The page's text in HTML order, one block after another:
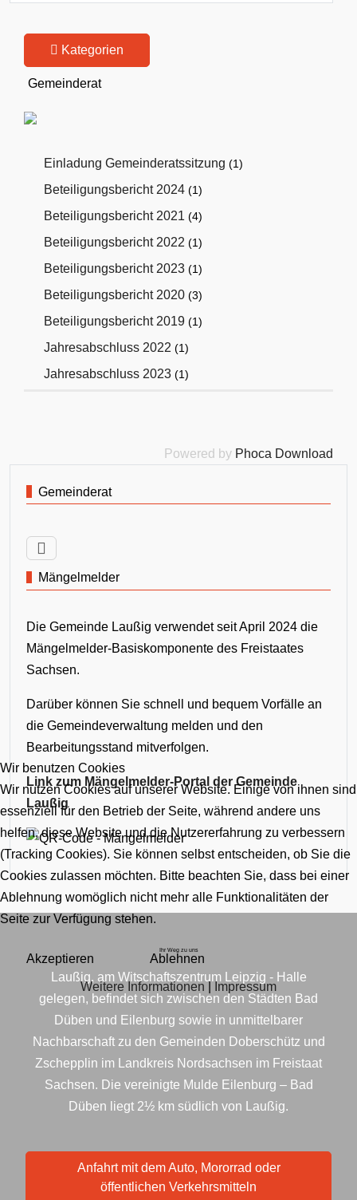
Kategorien
Gemeinderat
Einladung Gemeinderatssitzung (1)
Beteiligungsbericht 2024 (1)
Beteiligungsbericht 2021 (4)
Beteiligungsbericht 2022 (1)
Beteiligungsbericht 2023 (1)
Beteiligungsbericht 2020 (3)
Beteiligungsbericht 2019 (1)
Jahresabschluss 2022 (1)
Jahresabschluss 2023 (1)
Powered by Phoca Download
Gemeinderat
Mängelmelder
Die Gemeinde Laußig verwendet seit April 2024 die
Mängelmelder-Basiskomponente des Freistaates
Sachsen.
Darüber können Sie schnell und bequem Vorfälle an
die Gemeindeverwaltung melden und den
Bearbeitungsstand mitverfolgen.
Link zum Mängelmelder-Portal der Gemeinde
Laußig
Ihr Weg zu uns
Laußig, am Witschaftszentrum Leipzig - Halle
gelegen, befindet sich zwischen den Städten Bad
Düben und Eilenburg sowie in unmittelbarer
Nachbarschaft zu den Gemeinden Doberschütz und
Zschepplin im Landkreis Nordsachsen im Freistaat
Sachsen. Die vereinigte Mulde Eilenburg – Bad
Düben liegt 2½ km südlich von Laußig.
Anfahrt mit dem Auto, Mororrad oder
öffentlichen Verkehrsmitteln
Wir benutzen Cookies
Wir nutzen Cookies auf unserer Website. Einige von ihnen sind
essenziell für den Betrieb der Seite, während andere uns
helfen, diese Website und die Nutzererfahrung zu verbessern
(Tracking Cookies). Sie können selbst entscheiden, ob Sie die
Cookies zulassen möchten. Bitte beachten Sie, dass bei einer
Ablehnung womöglich nicht mehr alle Funktionalitäten der
Seite zur Verfügung stehen.
Akzeptieren Ablehnen
Weitere Informationen Impressum